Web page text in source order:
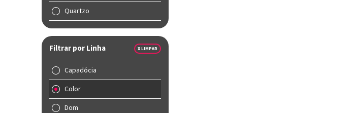
Quartzo
Filtrar por Linha X LIMPAR
Capadócia
Color
Dom